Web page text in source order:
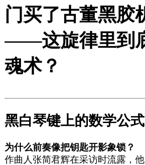
门买了古董黑胶
——这旋律里到
魂术？
黑白琴键上的数学公式
为什么前奏像把钥匙开影象锁？
作曲人张简君辉在采访时流露，